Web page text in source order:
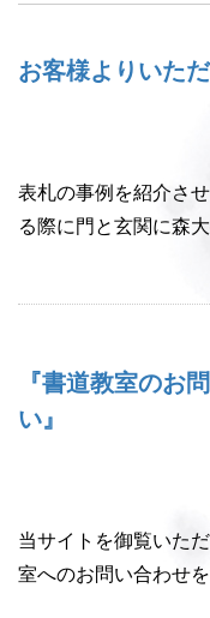
お客様よりいた
表札の事例を紹介さ
る際に門と玄関に森
『書道教室のお
い』
当サイトを御覧いた
室へのお問い合わせ